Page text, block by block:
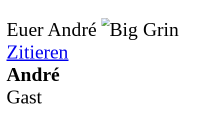
Euer André
Zitieren
André
Gast